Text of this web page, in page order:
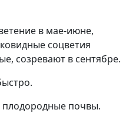
в мае-июне,
соцветия
созревают в сентябре.
плодородные почвы.